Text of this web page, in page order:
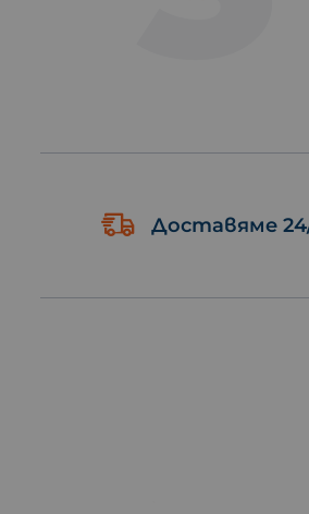
Доставяме